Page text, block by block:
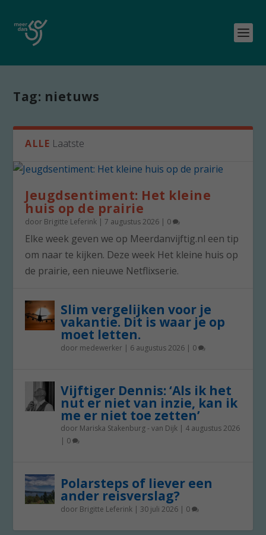
Tag: nietuws
ALLE Laatste
Jeugdsentiment: Het kleine
huis op de prairie
door Brigitte Leferink |7 augustus 2026 | 0
Elke week geven we op Meerdanvijftig.nl een tip
om naar te kijken. Deze week Het kleine huis op
de prairie, een nieuwe Netflixserie.
Slim vergelijken voor je
vakantie. Dit is waar je op
moet letten.
door medewerker | 6 augustus 2026 | 0
Vijftiger Dennis: ‘Als ik het
nut er niet van inzie, kan ik
me er niet toe zetten’
door Mariska Stakenburg - van Dijk | 4 augustus 2026
| 0
Polarsteps of liever een
ander reisverslag?
door Brigitte Leferink | 30 juli 2026 | 0